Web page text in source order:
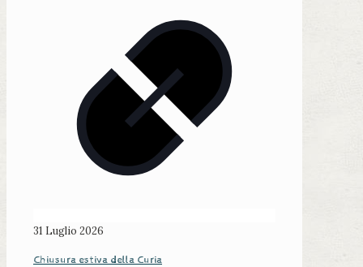
31 Luglio 2026
Chiusura estiva della Curia